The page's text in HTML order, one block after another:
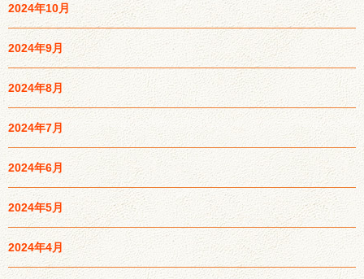
2024年10月
2024年9月
2024年8月
2024年7月
2024年6月
2024年5月
2024年4月